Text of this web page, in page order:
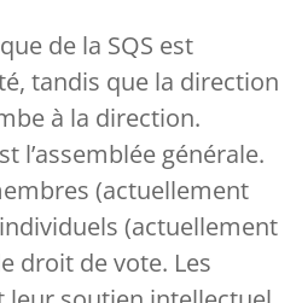
de la SQS est
tandis que la direction
à la direction.
l’assemblée générale.
(actuellement
(actuellement
droit de vote. Les